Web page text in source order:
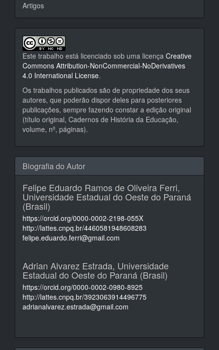
Artigos
Este trabalho está licenciado sob uma licença Creative
Commons Attribution-NonCommercial-NoDerivatives
4.0 International License.
Os trabalhos publicados são de propriedade dos seus
autores, que poderão dispor deles para posteriores
publicações, sempre fazendo constar a edição original
(título original, Cadernos de História da Educação,
volume, nº, páginas).
Biografia do Autor
Felipe Eduardo Ramos de Oliveira Ferri,
Universidade Estadual do Oeste do Paraná
(Brasil)
https://orcid.org/0000-0002-2198-055X
http://lattes.cnpq.br/4460581948608283
felipe.eduardo.ferri@gmail.com
Adrian Alvarez Estrada, Universidade
Estadual do Oeste do Paraná (Brasil)
https://orcid.org/0000-0002-0980-8925
http://lattes.cnpq.br/3923063914496775
adrianalvarez.estrada@gmail.com